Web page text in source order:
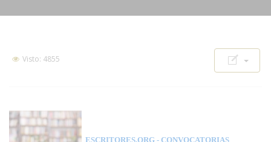
Visto: 4855
ESCRITORES.ORG - CONVOCATORIAS